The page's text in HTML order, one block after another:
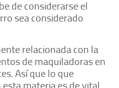
de considerarse el
sea considerado
relacionada con la
de maquiladoras en
Así que lo que
materia es de vital